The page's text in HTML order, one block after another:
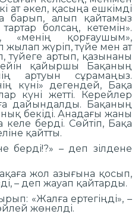
ат әкел, қасыңа ешкімді
барып, алып қайтамыз
болсаң, кетемін».
«менің қорғаушым»,
жүріп, түйе мен ат
түйеге артып, қазынаны
қайыршы Бақаның
артуын сұрамаңыз.
күні» дегендей, Бақа
күні жетті. Керейлер
дайындалды. Бақаның
бекіді. Анадағы жаны
келе берді. Сөйтіп, Бақа
қайтты.
берді!?» – деп зілдене
жол азығына қосып,
– деп жауап қайтарды.
«Жалға ертегіңді», –
жөнелді.